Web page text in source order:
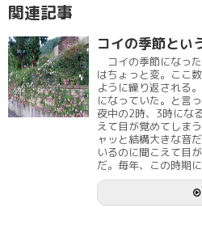
関連記事
コイの季節とい
コイの季節になっ
はちょっと変。ここ
ように繰り返される
になっていた。と言
夜中の2時、3時にな
えて目が覚めてしま
ャッと結構大きな音
いるのに聞こえて目
だ。毎年、この時期